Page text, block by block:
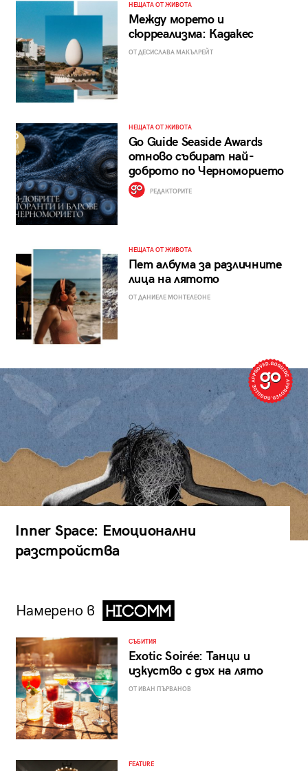
НЕЩАТА ОТ ЖИВОТА
Между морето и
сюрреализма: Кадакес
ОТ ДЕСИСЛАВА МАКЪЛРЕЙТ
НЕЩАТА ОТ ЖИВОТА
Go Guide Seaside Awards
отново събират най-
доброто по Черноморието
РЕДАКТОРИТЕ
НЕЩАТА ОТ ЖИВОТА
Пет албума за различните
лица на лятото
ОТ ДАНИЕЛЕ МОНТЕЛЕОНЕ
Inner Space: Емоционални
разстройства
Намерено в
СЪБИТИЯ
Exotic Soirée: Танци и
изкуство с дъх на лято
ОТ ИВАН ПЪРВАНОВ
FEATURE